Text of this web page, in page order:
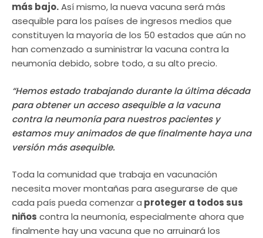
más bajo.Así mismo, la nueva vacuna será más
asequible para los países de ingresos medios que
constituyen la mayoría de los 50 estados que aún no
han comenzado a suministrar la vacuna contra la
neumonía debido, sobre todo, a su alto precio.
“Hemos estado trabajando durante la última década
para obtener un acceso asequible a la vacuna
contra la neumonía para nuestros pacientes y
estamos muy animados de que finalmente haya una
versión más asequible.
Toda la comunidad que trabaja en vacunación
necesita mover montañas para asegurarse de que
cada país pueda comenzar a proteger a todos sus
niños contra la neumonía, especialmente ahora que
finalmente hay una vacuna que no arruinará los